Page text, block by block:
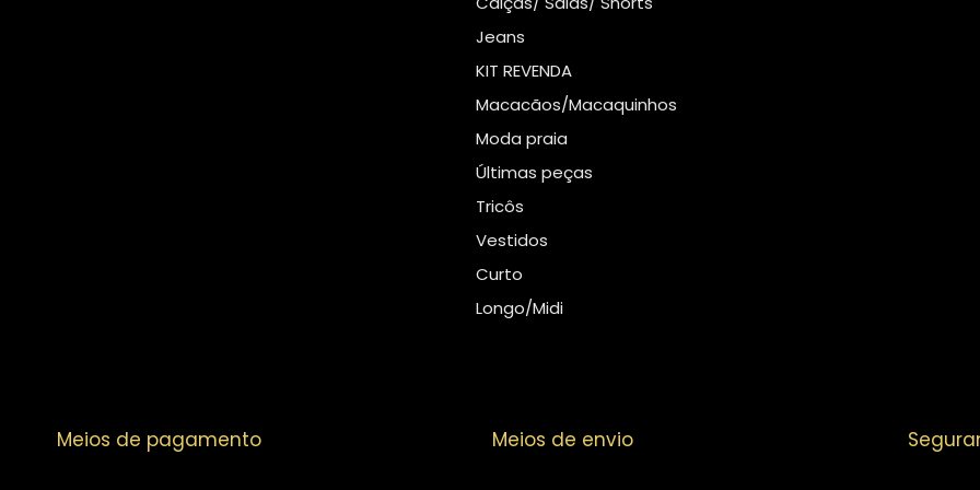
Jeans
KIT REVENDA
Macacãos/Macaquinhos
Moda praia
Últimas peças
Tricôs
Vestidos
Curto
Longo/Midi
Meios de pagamento Meios de envio